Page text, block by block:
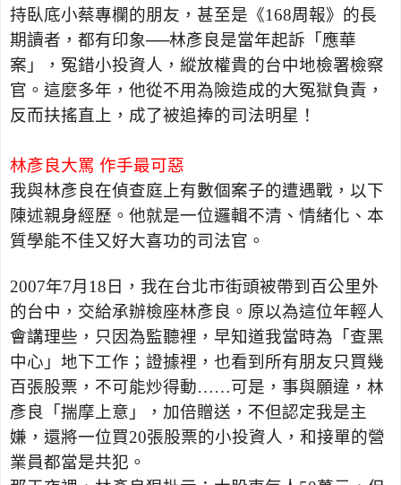
持臥底小蔡專欄的朋友，甚至是《168周報》的長
期讀者，都有印象──林彥良是當年起訴「應華
案」，冤錯小投資人，縱放權貴的台中地檢署檢察
官。這麼多年，他從不用為險造成的大冤獄負責，
反而扶搖直上，成了被追捧的司法明星！
林彥良大罵 作手最可惡
我與林彥良在偵查庭上有數個案子的遭遇戰，以下
陳述親身經歷。他就是一位邏輯不清、情緒化、本
質學能不佳又好大喜功的司法官。
2007年7月 18日，我在台北市街頭被帶到百公里外
的台中，交給承辦檢座林彥良。原以為這位年輕人
會講理些，只因為監聽裡，早知道我當時為「查黑
中心」地下工作；證據裡，也看到所有朋友只買幾
百張股票，不可能炒得動……可是，事與願違，林
彥良「揣摩上意」，加倍贈送，不但認定我是主
嫌，還將一位買20張股票的小投資人，和接單的營
業員都當是共犯。